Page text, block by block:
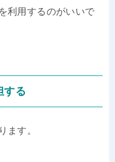
利用するのがいいで
する
ます。